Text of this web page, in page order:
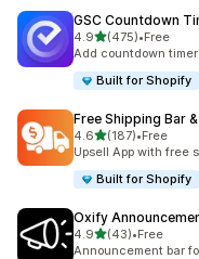
GSC Countdown
4.9별 5개 중
(475)
총 리뷰 475개
•Free
Add countdown
Built for Shopify
Free Shipping Bar
4.6별 5개 중
(187)
총 리뷰 187개
•Free
Upsell App with free
Built for Shopify
Oxify
4.9별 5개 중
(43)
총 리뷰 43개
•Free
Announcement bar